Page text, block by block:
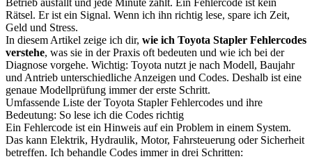
Betrieb ausfällt und jede Minute zählt. Ein Fehlercode ist kein
Rätsel. Er ist ein Signal. Wenn ich ihn richtig lese, spare ich Zeit,
Geld und Stress.
In diesem Artikel zeige ich dir, wie ich Toyota Stapler Fehlercodes
verstehe, was sie in der Praxis oft bedeuten und wie ich bei der
Diagnose vorgehe. Wichtig: Toyota nutzt je nach Modell, Baujahr
und Antrieb unterschiedliche Anzeigen und Codes. Deshalb ist eine
genaue Modellprüfung immer der erste Schritt.
Umfassende Liste der Toyota Stapler Fehlercodes und ihre
Bedeutung: So lese ich die Codes richtig
Ein Fehlercode ist ein Hinweis auf ein Problem in einem System.
Das kann Elektrik, Hydraulik, Motor, Fahrsteuerung oder Sicherheit
betreffen. Ich behandle Codes immer in drei Schritten: